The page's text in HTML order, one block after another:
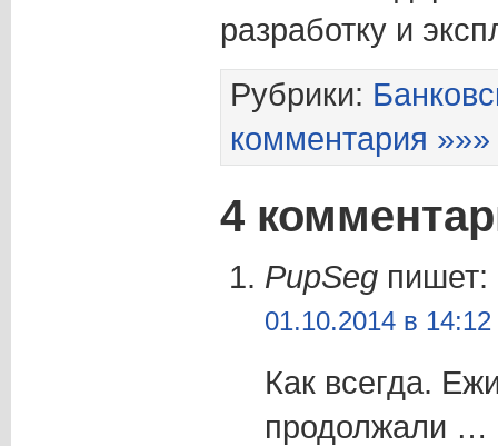
разработку и
Рубрики:
комментария »»»
4
PupSegпишет:
01.10.2014 в 14:12
Как всегда.
продолжали …